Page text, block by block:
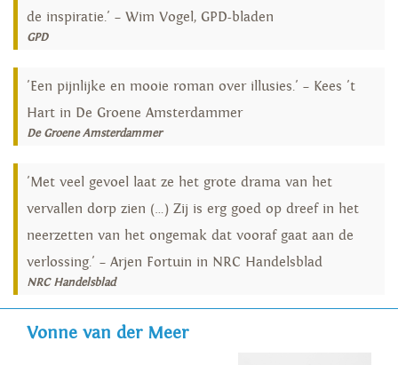
de inspiratie.' – Wim Vogel, GPD-bladen
GPD
'Een pijnlijke en mooie roman over illusies.' – Kees 't
Hart in De Groene Amsterdammer
De Groene Amsterdammer
'Met veel gevoel laat ze het grote drama van het
vervallen dorp zien (…) Zij is erg goed op dreef in het
neerzetten van het ongemak dat vooraf gaat aan de
verlossing.' – Arjen Fortuin in NRC Handelsblad
NRC Handelsblad
Vonne van der Meer